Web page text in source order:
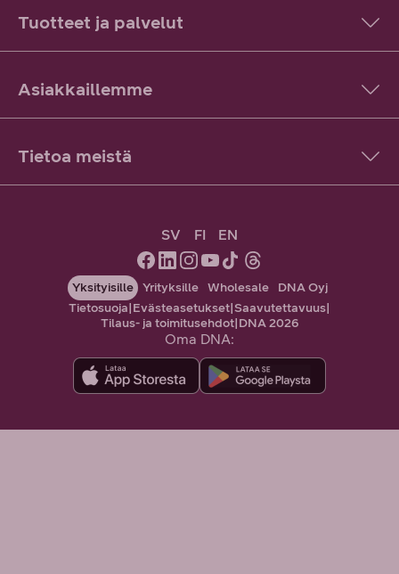
Tuotteet ja palvelut
Asiakkaillemme
Tietoa meistä
SV FI EN
Yksityisille Yrityksille Wholesale
DNA Oyj
Tietosuoja|Evästeasetukset|Saavutettavuus|
Tilaus- ja toimitusehdot|DNA 2026
Oma DNA: